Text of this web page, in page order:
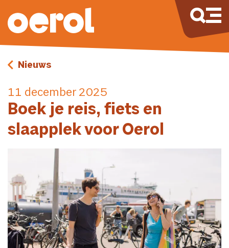
Nieuws
11 december 2025
Boek je reis, fiets en
slaapplek voor Oerol